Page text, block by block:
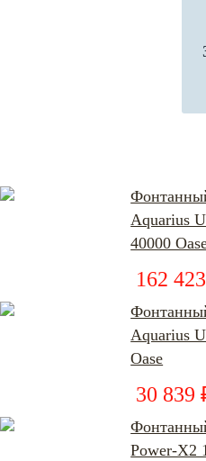
Aquarius
40000
162
Aquarius
Oase
30 839
Power-X2